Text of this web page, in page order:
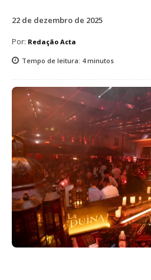
22 de dezembro de 2025
Por: Redação Acta
Tempo de leitura: 4minutos